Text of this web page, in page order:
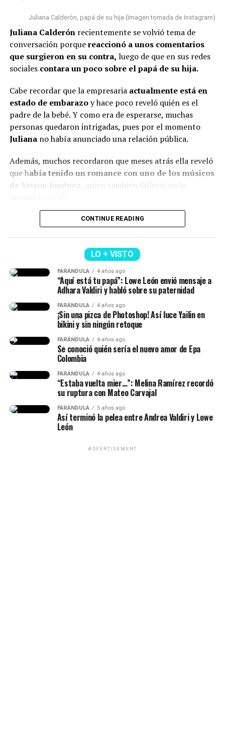
Estamos cumpliendo con lo que
nos toca”, concluyó.
#seguidores
#soyjuandacaribeshow
♬ sonido original –
hace siete años y así reaccionó
En esta ocasión, algunas personas no pasaron por alto
que la bogotana ha tenido algunos cambios físicos
Por un lado, señalaron que se le vio con una tonalidad
de cabello diferente y además, algunos usuarios
comentaron que la empresaria se habría realizado
De hecho, varios la notaron diferente y cuestionaron al
respecto.
“¿Qué le pasó en la cara?”, “Se ve súper inyectada,
perfilamiento?”, “Se dañó el rostro”, comentaron.
Finalmente, otro grupo de personas señaló que veían
debido al tiempo que ha pasado.
(Recuerda dar clic en la imagen)
Epa Colombia y su abogada (Imagen
tomada de IG Rechismes)
Juliana Calderón, papá de su hija (Imagen tomada de Instagram)
Juliana Calderónrecientemente se volvió tema de
conversación porquereaccionó a unos comentarios
que surgieron en su contra, luego de que en sus redes
sociales contara un poco sobre el papá de su hija.
Cabe recordar que la empresariaactualmente está en
estado de embarazoy hace poco reveló quién es el
padre de la bebé. Y como era de esperarse, muchas
personas quedaron intrigadas, pues por el momento
Julianano había anunciado una relación pública.
Además, muchos recordaron que meses atrás ella reveló
que había tenido un romance con uno de los músicos
de Yeison Jiménez, quien también falleció en la
Lee también: ¿Escro estaría “utilizando” a Aida
Y en este caso, todos estos hechos generaron muchas
reacciones y se avivaron luego de que Calderón contara,
en una dinámica de preguntas y respuestas en sus
historias de Instagram, q
desde hace siete años.
“Lo conocí hace siete años, ha
sido la historia de amor más
impactante de la historia y, a
pesar de muchos bajos y altos,
siempre estuvo para mí”, había
dicho.
(Recuerda dar clic en la imagen)
CONTINUE READING
LO + VISTO
FARÁNDULA 4 años ago
“Aquí está tu papá”: Lowe León envió mensaje a
Adhara Valdiri y habló sobre su paternidad
FARÁNDULA 4 años ago
¡Sin una pizca de Photoshop! Así luce Yailin en
bikini y sin ningún retoque
FARÁNDULA 4 años ago
Se conoció quién sería el nuevo amor de Epa
Colombia
FARÁNDULA 4 años ago
“Estaba vuelta mier…”: Melina Ramírez recordó
su ruptura con Mateo Carvajal
FARÁNDULA 5 años ago
Así terminó la pelea entre Andrea Valdiri y Lowe
León
ADVERTISEMENT